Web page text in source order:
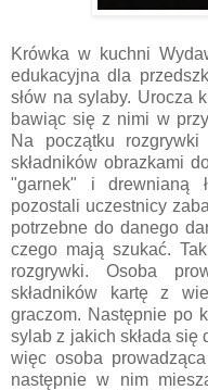
Krówka w kuchni
edukacyjna dla
słów na sylaby. Urocza
bawiąc się z nimi w
Na początku rozgrywki
składników obrazkami
"garnek" i drewnianą
pozostali uczestnicy
potrzebne do danego
czego mają szukać.
rozgrywki. Osoba
składników kartę z
graczom. Następnie po
sylab z jakich składa się
więc osoba
następnie w nim